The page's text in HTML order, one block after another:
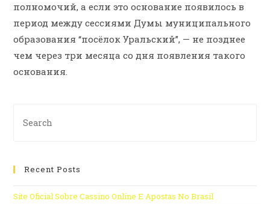
полномочий, а если это основание появилось в
период между сессиями Думы муниципального
образования “посёлок Уральский”, — не позднее
чем через три месяца со дня появления такого
основания.
Recent Posts
Site Oficial Sobre Cassino Online E Apostas No Brasil